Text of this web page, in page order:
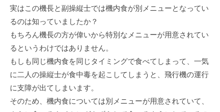
実はこの機長と副操縦士では機内食が別メニューとなってい
るのは知っていましたか？
もちろん機長の方が偉いから特別なメニューが用意されてい
るというわけではありません。
もしも同じ機内食を同じタイミングで食べてしまって、一気
に二人の操縦士が食中毒を起こしてしまうと、飛行機の運行
に支障が出てしまいます。
そのため、機内食については別メニューが用意されていて、